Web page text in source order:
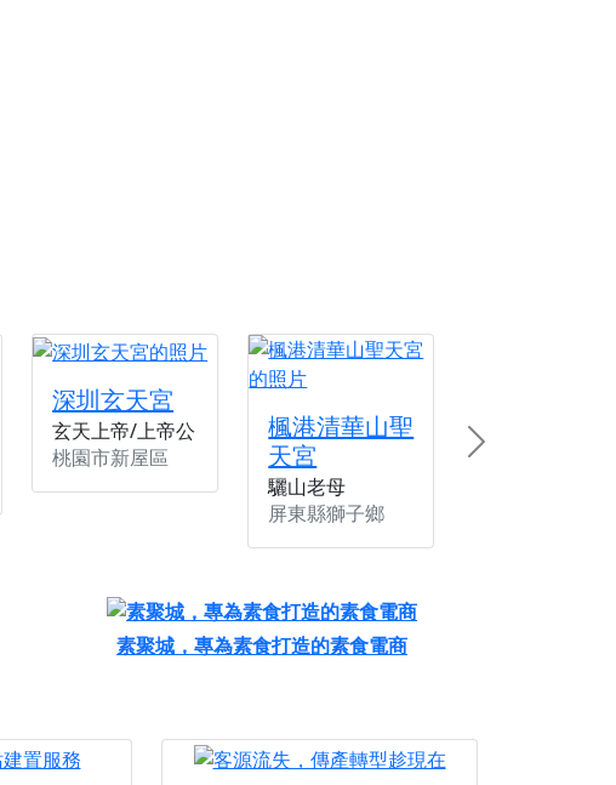
前來參香，共同向七娘媽祝壽祈福
、財運亨通、事業順遂、百邪退散。
深圳玄天宮
玄天上帝/上帝公
桃園市新屋區
楓港清華山聖
天宮
驪山老母
屏東縣獅子鄉
Next
素聚城，專為素食打造的素食電商